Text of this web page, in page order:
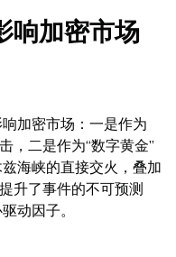
响加密市场
加密市场：一是作为
，二是作为“数字黄金”
海峡的直接交火，叠加
升了事件的不可预测
动因子。